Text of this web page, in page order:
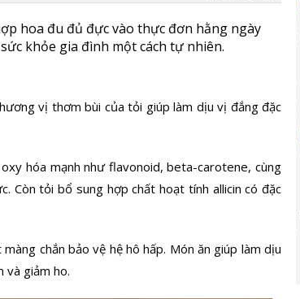
hoa đu đủ đực vào thực đơn hằng ngày
khỏe gia đình một cách tự nhiên.
vị thơm bùi của tỏi giúp làm dịu vị đắng đặc
hóa mạnh như flavonoid, beta-carotene, cùng
Còn tỏi bổ sung hợp chất hoạt tính allicin có đặc
chắn bảo vệ hệ hô hấp. Món ăn giúp làm dịu
và giảm ho.